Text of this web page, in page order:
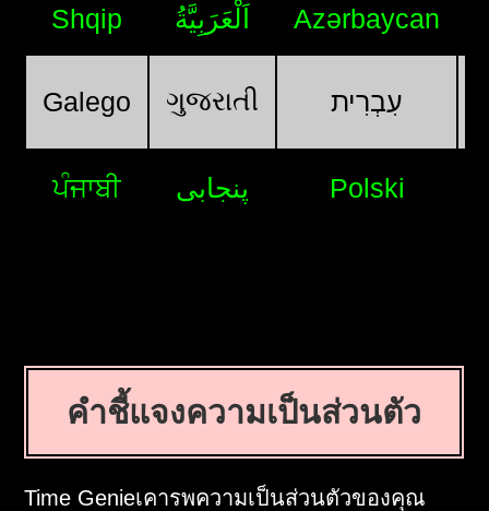
Shqip اَلْعَرَبِيَّةُ Azərbaycan
Galego ગુજરાતી עִבְרִית
ਪੰਜਾਬੀ پنجابی Polski
คำชี้แจงความเป็นส่วนตัว
Time Genieเคารพความเป็นส่วนตัวของคุณ